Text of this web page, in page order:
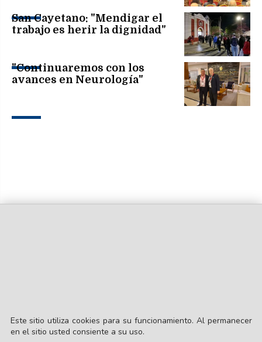
San Cayetano: "Mendigar el
trabajo es herir la dignidad"
"Continuaremos con los
avances en Neurología"
Este sitio utiliza cookies para su funcionamiento. Al permanecer
en el sitio usted consiente a su uso.